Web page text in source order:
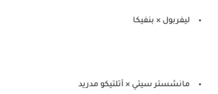
ليفربول × بنفيكا
مانشستر سيتي × أتلتيكو مدريد